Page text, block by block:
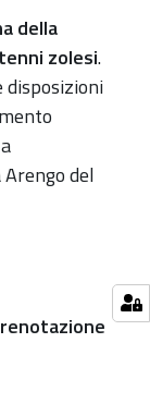
della
zolesi.
disposizioni
del